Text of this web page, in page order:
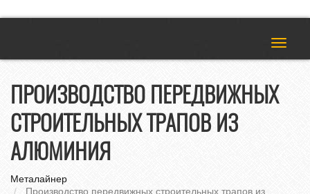
ПРОИЗВОДСТВО ПЕРЕДВИЖНЫХ
СТРОИТЕЛЬНЫХ ТРАПОВ ИЗ
АЛЮМИНИЯ
Металайнер
Производство передвижных строительных трапов из